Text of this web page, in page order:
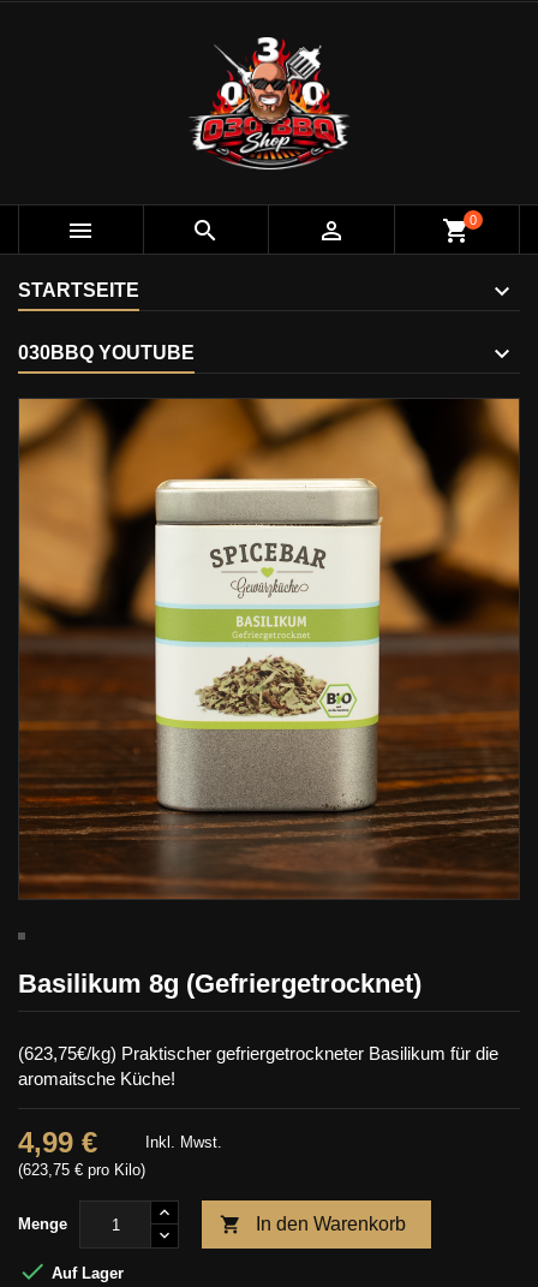
   shopping_cart0
STARTSEITE
030BBQ YOUTUBE
Basilikum 8g (Gefriergetrocknet)
(623,75€/kg) Praktischer gefriergetrockneter Basilikum für die
aromaitsche Küche!
4,99 €
(623,75 € pro Kilo)
Inkl. Mwst.
Menge  In den Warenkorb
 Auf Lager